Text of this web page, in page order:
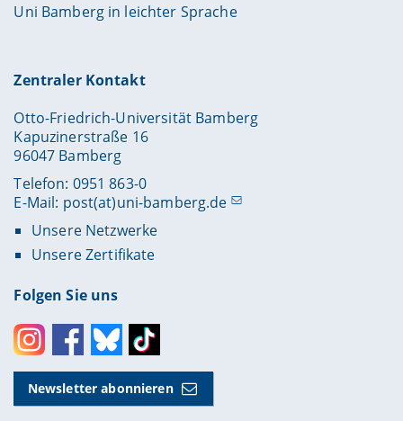
Uni Bamberg in leichter Sprache
Zentraler Kontakt
Otto-Friedrich-Universität Bamberg
Kapuzinerstraße 16
96047 Bamberg
Telefon: 0951 863-0
E-Mail: post(at)uni-bamberg.de
Unsere Netzwerke
Unsere Zertifikate
Folgen Sie uns
InstagramFacebookBlueskyToktok
Newsletter abonnieren